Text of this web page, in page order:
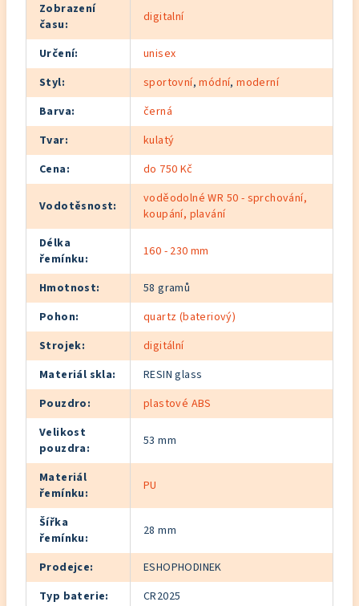
Zobrazení
času: digitalní
Určení:
unisex
Styl: sportovní,módní,moderní
Barva:
černá
Tvar:
kulatý
Cena: do 750 Kč
Vodotěsnost:
voděodolné WR 50 - sprchování,
koupání, plavání
Délka
řemínku: 160 - 230 mm
Hmotnost:
58 gramů
Pohon:
quartz (bateriový)
Strojek:
digitální
Materiál skla:
RESIN glass
Pouzdro:
plastové ABS
Velikost
pouzdra: 53 mm
Materiál
řemínku: PU
Šířka
řemínku: 28 mm
Prodejce:
ESHOPHODINEK
Typ baterie: CR2025